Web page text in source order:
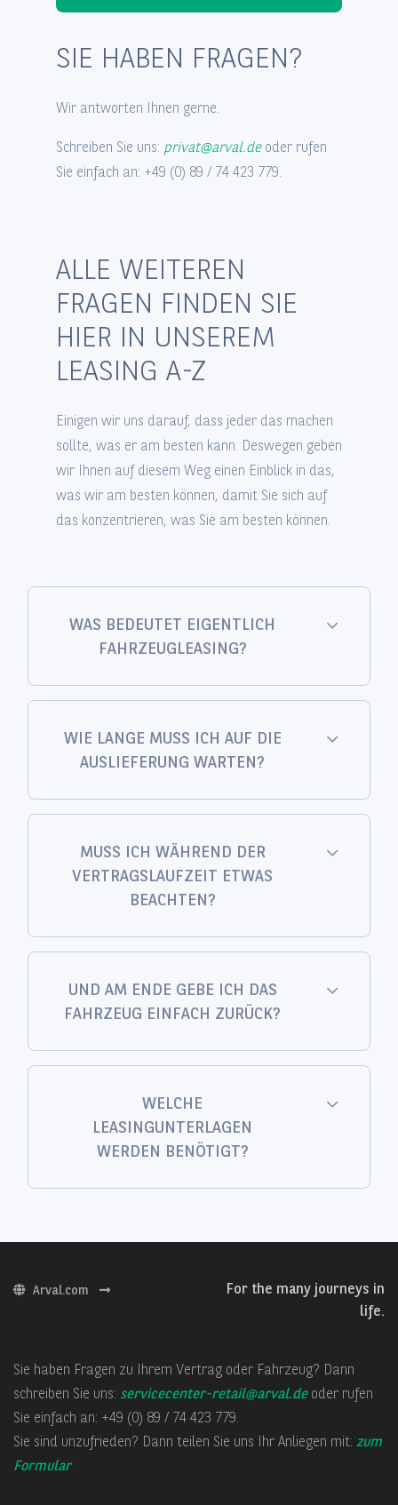
SIE HABEN FRAGEN?
Wir antworten Ihnen gerne.
Schreiben Sie uns: privat@arval.deoder rufen
Sie einfach an: +49 (0) 89 / 74 423 779.
ALLE WEITEREN
FRAGEN FINDEN SIE
HIER IN UNSEREM
LEASING A-Z
Einigen wir uns darauf, dass jeder das machen
sollte, was er am besten kann. Deswegen geben
wir Ihnen auf diesem Weg einen Einblick in das,
was wir am besten können, damit Sie sich auf
das konzentrieren, was Sie am besten können.
WAS BEDEUTET EIGENTLICH
FAHRZEUGLEASING?
WIE LANGE MUSS ICH AUF DIE
AUSLIEFERUNG WARTEN?
MUSS ICH WÄHREND DER
VERTRAGSLAUFZEIT ETWAS
BEACHTEN?
UND AM ENDE GEBE ICH DAS
FAHRZEUG EINFACH ZURÜCK?
WELCHE
LEASINGUNTERLAGEN
WERDEN BENÖTIGT?
Arval.com
For the many journeys in
life.
Sie haben Fragen zu Ihrem Vertrag oder Fahrzeug? Dann
schreiben Sie uns: servicecenter-retail@arval.deoder rufen
Sie einfach an: +49 (0) 89 / 74 423 779.
Sie sind unzufrieden? Dann teilen Sie uns Ihr Anliegen mit: zum
Formular